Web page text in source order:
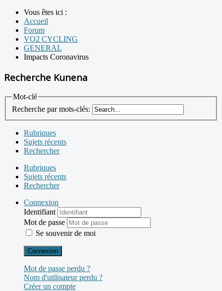
Vous êtes ici :
Accueil
Forum
VO2 CYCLING
GENERAL
Impacts Coronavirus
Recherche Kunena
Mot-clé
Recherche par mots-clés:
Rubriques
Sujets récents
Rechercher
Rubriques
Sujets récents
Rechercher
Connexion
Identifiant
Mot de passe
Se souvenir de moi
Connexion
Mot de passe perdu ?
Nom d'utilisateur perdu ?
Créer un compte